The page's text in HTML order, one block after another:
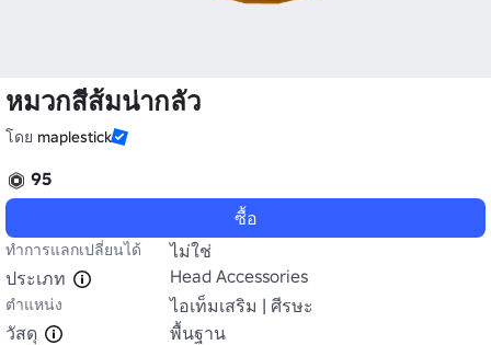
หมวกสีส้มน่ากลัว
โดย maplestick
95
ซื้อ
ทำการแลกเปลี่ยนได้
ไม่ใช่
ประเภท
Head Accessories
ตำแหน่ง
ไอเท็มเสริม | ศีรษะ
วัสดุ
พื้นฐาน